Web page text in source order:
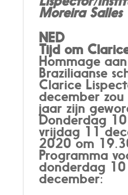
Moreira Salles
NED
Tijd om
Hommage
Braziliaanse
Clarice
december
jaar zijn
Donderdag
vrijdag 11
2020 om
Programma
donderdag 10
december: